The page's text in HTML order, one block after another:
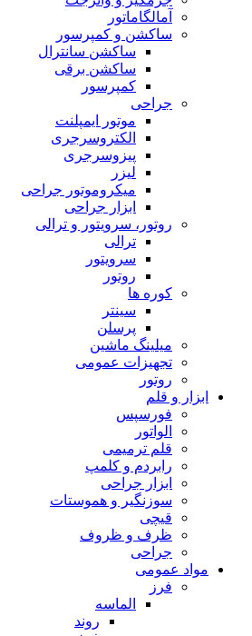
آمالگاماتور
ساکشن و کمپرسور
ساکشن سانترال
ساکشن برقی
کمپرسور
جراحی
موتور ایمپلنت
الکتروسرجری
پیزوسرجری
لیزر
میکروموتور جراحی
ابزار جراحی
روتور، سرویتور و ترالی
ترالی
سرویتور
روتور
کوره ها
سینتر
پرسلن
میلینگ ماشین
تجهیزات عمومی
روتور
ابزار و قلم
فورسپس
الواتور
قلم ترمیمی
رابردم و کلمپ
ابزار جراحی
سوزنگیر و هموستات
قیچی
ظرف و ظروف
جراحی
مواد عمومی
فرز
الماسه
روند